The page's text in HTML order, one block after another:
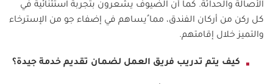
الأصالة والحداثة. كما أن الضيوف يشعرون بتجربة استثنائية في
كل ركن من أركان الفندق، مما ُيساهم في إضفاء جو من الإسترخاء
والتميز خلال إقامتهم.
كيف يتم تدريب فريق العمل لضمان تقديم خدمة جيدة؟